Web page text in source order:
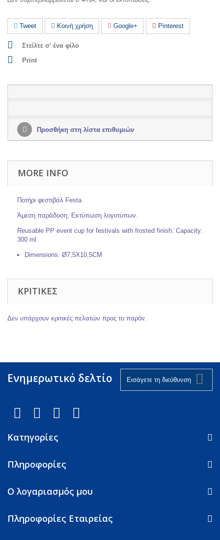
Tweet Κοινή χρήση Google+ Pinterest
Στείλτε σ' ένα φίλο
Print
Προσθήκη στη λίστα επιθυμιών
MORE INFO
Ποτήρι φεστιβάλ Festa
Άμεση παράδοση. Εκτύπωση λογοτύπων.
Reusable PP event cup for festivals with frosted finish. Capacity:
300 ml.
Dimensions: Ø7,5X10,5CM
ΚΡΙΤΙΚΈΣ
Δεν υπάρχουν κριτικές πελατών προς το παρόν.
Ενημερωτικό δελτίο
Κατηγορίες
Πληροφορίες
Ο λογαριασμός μου
Πληροφορίες Εταιρείας